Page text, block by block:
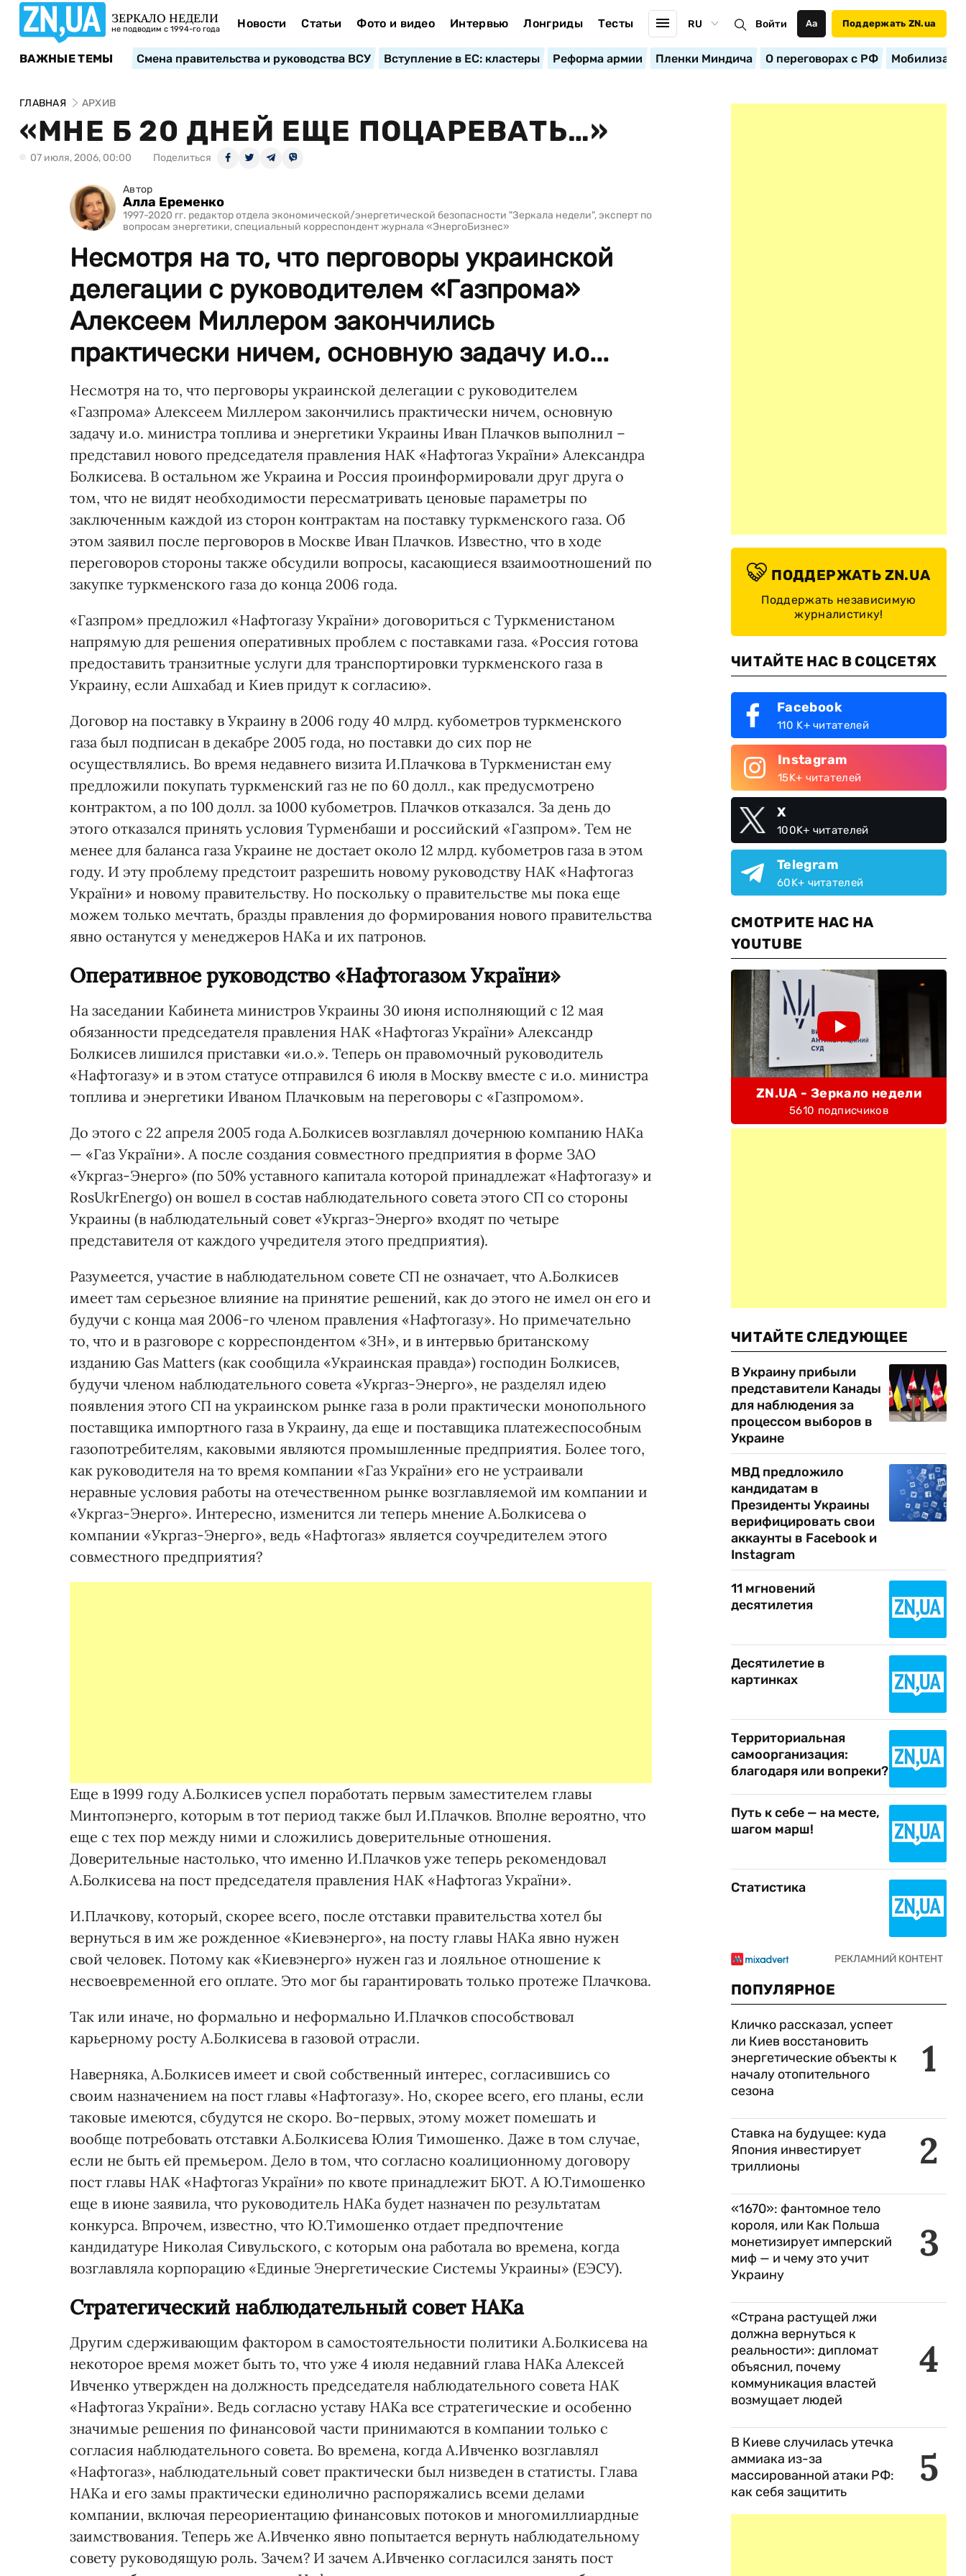
ЗЕРКАЛО НЕДЕЛИ
не подводим с 1994-го года Новости Статьи Фото и видео Интервью Лонгриды Тесты RU Войти Аа Поддержать ZN.ua
ВАЖНЫЕ ТЕМЫ Смена правительства и руководства ВСУ Вступление в ЕС: кластеры Реформа армии Пленки Миндича О переговорах с РФ
ГЛАВНАЯ АРХИВ
«МНЕ Б 20 ДНЕЙ ЕЩЕ ПОЦАРЕВАТЬ…»
07 июля, 2006, 00:00 Поделиться
Автор
Алла Еременко
1997-2020 гг. редактор отдела экономической/энергетической безопасности "Зеркала недели", эксперт по
вопросам энергетики, специальный корреспондент журнала «ЭнергоБизнес»
Несмотря на то, что перговоры украинской
делегации с руководителем «Газпрома»
Алексеем Миллером закончились
практически ничем, основную задачу и.о...
Несмотря на то, что перговоры украинской делегации с руководителем
«Газпрома» Алексеем Миллером закончились практически ничем, основную
задачу и.о. министра топлива и энергетики Украины Иван Плачков выполнил –
представил нового председателя правления НАК «Нафтогаз України» Александра
Болкисева. В остальном же Украина и Россия проинформировали друг друга о
том, что не видят необходимости пересматривать ценовые параметры по
заключенным каждой из сторон контрактам на поставку туркменского газа. Об
этом заявил после перговоров в Москве Иван Плачков. Известно, что в ходе
переговоров стороны также обсудили вопросы, касающиеся взаимоотношений по
закупке туркменского газа до конца 2006 года.
«Газпром» предложил «Нафтогазу України» договориться с Туркменистаном
напрямую для решения оперативных проблем с поставками газа. «Россия готова
предоставить транзитные услуги для транспортировки туркменского газа в
Украину, если Ашхабад и Киев придут к согласию».
Договор на поставку в Украину в 2006 году 40 млрд. кубометров туркменского
газа был подписан в декабре 2005 года, но поставки до сих пор не
осуществлялись. Во время недавнего визита И.Плачкова в Туркменистан ему
предложили покупать туркменский газ не по 60 долл., как предусмотрено
контрактом, а по 100 долл. за 1000 кубометров. Плачков отказался. За день до
этого отказался принять условия Турменбаши и российский «Газпром». Тем не
менее для баланса газа Украине не достает около 12 млрд. кубометров газа в этом
году. И эту проблему предстоит разрешить новому руководству НАК «Нафтогаз
України» и новому правительству. Но поскольку о правительстве мы пока еще
можем только мечтать, бразды правления до формирования нового правительства
явно останутся у менеджеров НАКа и их патронов.
Оперативное руководство «Нафтогазом України»
На заседании Кабинета министров Украины 30 июня исполняющий с 12 мая
обязанности председателя правления НАК «Нафтогаз України» Александр
Болкисев лишился приставки «и.о.». Теперь он правомочный руководитель
«Нафтогазу» и в этом статусе отправился 6 июля в Москву вместе с и.о. министра
топлива и энергетики Иваном Плачковым на переговоры с «Газпромом».
До этого с 22 апреля 2005 года А.Болкисев возглавлял дочернюю компанию НАКа
— «Газ України». А после создания совместного предприятия в форме ЗАО
«Укргаз-Энерго» (по 50% уставного капитала которой принадлежат «Нафтогазу» и
RosUkrEnergo) он вошел в состав наблюдательного совета этого СП со стороны
Украины (в наблюдательный совет «Укргаз-Энерго» входят по четыре
представителя от каждого учредителя этого предприятия).
Разумеется, участие в наблюдательном совете СП не означает, что А.Болкисев
имеет там серьезное влияние на принятие решений, как до этого не имел он его и
будучи с конца мая 2006-го членом правления «Нафтогазу». Но примечательно
то, что и в разговоре с корреспондентом «ЗН», и в интервью британскому
изданию Gas Matters (как сообщила «Украинская правда») господин Болкисев,
будучи членом наблюдательного совета «Укргаз-Энерго», не разделял идею
появления этого СП на украинском рынке газа в роли практически монопольного
поставщика импортного газа в Украину, да еще и поставщика платежеспособным
газопотребителям, каковыми являются промышленные предприятия. Более того,
как руководителя на то время компании «Газ України» его не устраивали
неравные условия работы на отечественном рынке возглавляемой им компании и
«Укргаз-Энерго». Интересно, изменится ли теперь мнение А.Болкисева о
компании «Укргаз-Энерго», ведь «Нафтогаз» является соучредителем этого
совместного предприятия?
Еще в 1999 году А.Болкисев успел поработать первым заместителем главы
Минтопэнерго, которым в тот период также был И.Плачков. Вполне вероятно, что
еще с тех пор между ними и сложились доверительные отношения.
Доверительные настолько, что именно И.Плачков уже теперь рекомендовал
А.Болкисева на пост председателя правления НАК «Нафтогаз України».
И.Плачкову, который, скорее всего, после отставки правительства хотел бы
вернуться в им же рожденное «Киевэнерго», на посту главы НАКа явно нужен
свой человек. Потому как «Киевэнерго» нужен газ и лояльное отношение к
несвоевременной его оплате. Это мог бы гарантировать только протеже Плачкова.
Так или иначе, но формально и неформально И.Плачков способствовал
карьерному росту А.Болкисева в газовой отрасли.
Наверняка, А.Болкисев имеет и свой собственный интерес, согласившись со
своим назначением на пост главы «Нафтогазу». Но, скорее всего, его планы, если
таковые имеются, сбудутся не скоро. Во-первых, этому может помешать и
вообще потребовать отставки А.Болкисева Юлия Тимошенко. Даже в том случае,
если не быть ей премьером. Дело в том, что согласно коалиционному договору
пост главы НАК «Нафтогаз України» по квоте принадлежит БЮТ. А Ю.Тимошенко
еще в июне заявила, что руководитель НАКа будет назначен по результатам
конкурса. Впрочем, известно, что Ю.Тимошенко отдает предпочтение
кандидатуре Николая Сивульского, с которым она работала во времена, когда
возглавляла корпорацию «Единые Энергетические Системы Украины» (ЕЭСУ).
Стратегический наблюдательный совет НАКа
Другим сдерживающим фактором в самостоятельности политики А.Болкисева на
некоторое время может быть то, что уже 4 июля недавний глава НАКа Алексей
Ивченко утвержден на должность председателя наблюдательного совета НАК
«Нафтогаз України». Ведь согласно уставу НАКа все стратегические и особенно
значимые решения по финансовой части принимаются в компании только с
согласия наблюдательного совета. Во времена, когда А.Ивченко возглавлял
«Нафтогаз», наблюдательный совет практически был низведен в статисты. Глава
НАКа и его замы практически единолично распоряжались всеми делами
компании, включая переориентацию финансовых потоков и многомиллиардные
заимствования. Теперь же А.Ивченко явно попытается вернуть наблюдательному
совету руководящую роль. Зачем? И зачем А.Ивченко согласился занять пост
ПОДДЕРЖАТЬ ZN.UA
Поддержать независимую
журналистику!
ЧИТАЙТЕ НАС В СОЦСЕТЯХ
Facebook
110 K+ читателей
Instagram
15K+ читателей
X
100K+ читателей
Telegram
60K+ читателей
СМОТРИТЕ НАС НА
YOUTUBE
ZN.UA - Зеркало недели
5610 подписчиков
ЧИТАЙТЕ СЛЕДУЮЩЕЕ
В Украину прибыли
представители Канады
для наблюдения за
процессом выборов в
Украине
МВД предложило
кандидатам в
Президенты Украины
верифицировать свои
аккаунты в Facebook и
Instagram
11 мгновений
десятилетия
Десятилетие в
картинках
Территориальная
самоорганизация:
благодаря или вопреки?
Путь к себе — на месте,
шагом марш!
Статистика
ПОПУЛЯРНОЕ
1
Кличко рассказал, успеет
ли Киев восстановить
энергетические объекты к
началу отопительного
сезона
2
Ставка на будущее: куда
Япония инвестирует
триллионы
3
«1670»: фантомное тело
короля, или Как Польша
монетизирует имперский
миф — и чему это учит
Украину
4
«Страна растущей лжи
должна вернуться к
реальности»: дипломат
объяснил, почему
коммуникация властей
возмущает людей
5
В Киеве случилась утечка
аммиака из-за
массированной атаки РФ:
как себя защитить